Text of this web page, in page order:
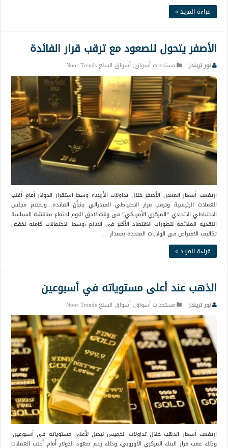
قراءة المزيد »
الأصفر يتحول للصعود مع ترقب قرار الفائدة
نور تريندز مستجدات أسواق,أسواق السلع Noor Trends
ارتفعت أسعار المعدن الأصفر خلال تداولات الأربعاء وسط استقرار الدولار أمام أغلب
العملات الرئيسية وترقب قرار الاحتياطي الفيدرالي بشأن الفائدة. ويختتم مجلس
الاحتياطي الاتحادي “المركزي الأمريكي” فى وقت لاحق اليوم اجتماع مناقشة السياسة
النقدية الملائمة لتطورات الاقتصاد الأكبر فى العالم ،وسط الاحتمالات كاملة لخفض
تكاليف الاقتراض فى الولايات المتحدة بمقدار …
قراءة المزيد »
الذهب عند أعلى مستوياته في أسبوعين
نور تريندز مستجدات أسواق,أسواق السلع Noor Trends
ارتفعت أسعار الذهب خلال تداولات الخميس ليصل لأعلى مستوياته في أسبوعين،
وذلك عقب قرار البنك المركزي الأوروبي، وذلك رغم صعود الدولار أمام أغلب العملات